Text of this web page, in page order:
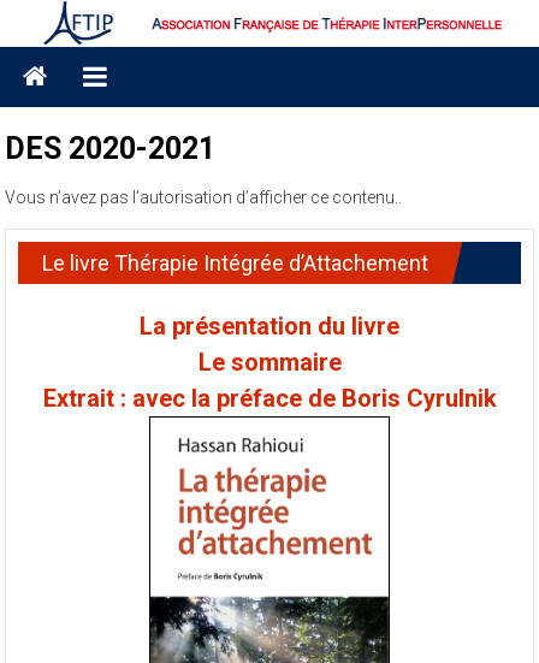
Association
Française
de
Thérapie
interpersonnelle
DES 2020-2021
Vous n’avez pas l’autorisation d’afficher ce contenu..
Le livre Thérapie Intégrée d’Attachement
La présentation du livre
Le sommaire
Extrait : avec la préface de Boris Cyrulnik